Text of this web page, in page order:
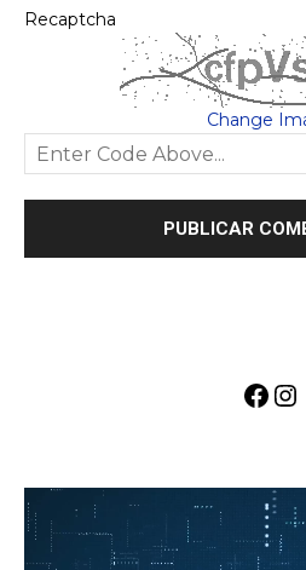
Recaptcha
Change